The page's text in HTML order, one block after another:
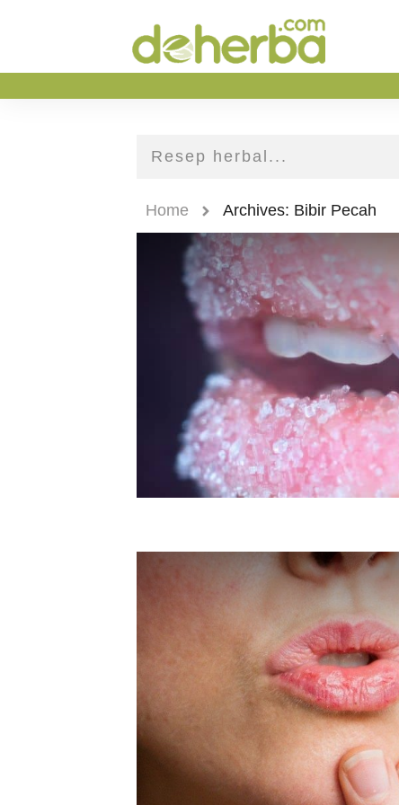
Home Archives: Bibir Pecah